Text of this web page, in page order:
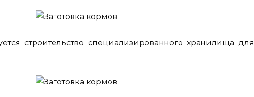
строительство специализированного хранилища для